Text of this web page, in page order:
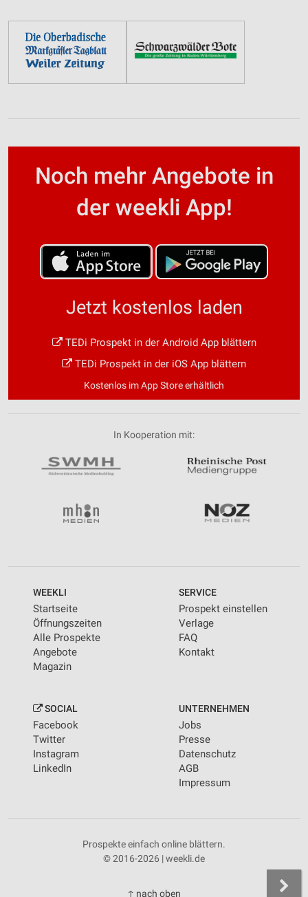
Noch mehr Angebote in
der weekli App!
Jetzt kostenlos laden
TEDi Prospekt in der Android App blättern
TEDi Prospekt in der iOS App blättern
Kostenlos im App Store erhältlich
In Kooperation mit:
WEEKLI
Startseite
Öffnungszeiten
Alle Prospekte
Angebote
Magazin
SERVICE
Prospekt einstellen
Verlage
FAQ
Kontakt
SOCIAL
Facebook
Twitter
Instagram
LinkedIn
UNTERNEHMEN
Jobs
Presse
Datenschutz
AGB
Impressum
Prospekte einfach online blättern.
© 2016-2026 | weekli.de
↑ nach oben